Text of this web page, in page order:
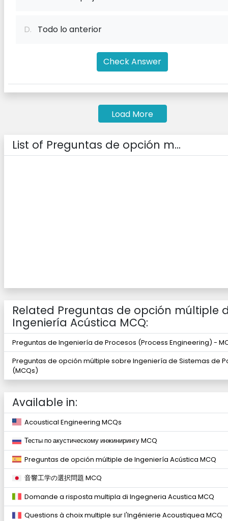
D. Todo lo anterior
Check Answer
Load More
List of Preguntas de opción m...
Related Preguntas de opción múltiple
Ingeniería Acústica MCQ:
Preguntas de Ingeniería de Procesos (Process Engineering) -
Preguntas de opción múltiple sobre Ingeniería de Sistemas de
(MCQs)
Available in:
Acoustical Engineering MCQs
Тесты по акустическому инжинирингу MCQ
Preguntas de opción múltiple de Ingeniería Acústica MCQ
音響工学の選択問題 MCQ
Domande a risposta multipla di Ingegneria Acustica MCQ
Questions à choix multiple sur l'Ingénierie Acoustiquea MCQ